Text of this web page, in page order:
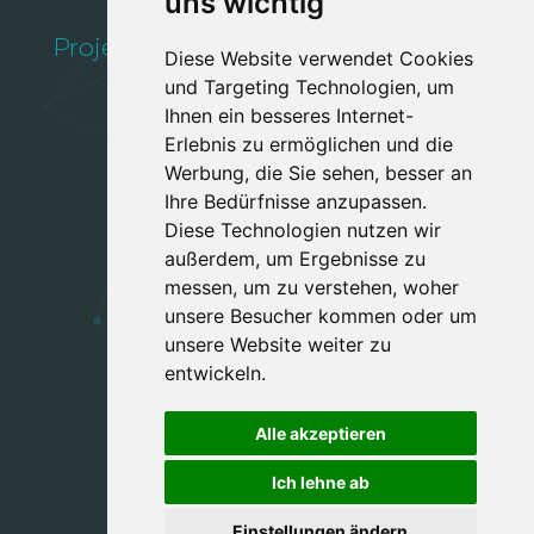
Diese Website verwendet Cookies
und Targeting Technologien, um
Ihnen ein besseres Internet-
Erlebnis zu ermöglichen und die
Werbung, die Sie sehen, besser an
Ihre Bedürfnisse anzupassen.
Diese Technologien nutzen wir
außerdem, um Ergebnisse zu
messen, um zu verstehen, woher
unsere Besucher kommen oder um
unsere Website weiter zu
entwickeln.
Alle akzeptieren
Ich lehne ab
Kundenverwaltung
Projektverwaltung
Schnittstellen
Verwaltung
Jetzt anfragen
Follow us:
Impressum & Privacy